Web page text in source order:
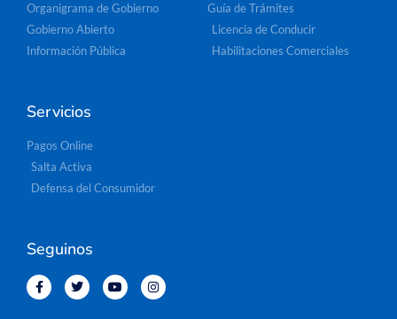
Organigrama de Gobierno
Gobierno Abierto
Información Pública
Guía de Trámites
Licencia de Conducir
Habilitaciones Comerciales
Servicios
Pagos Online
Salta Activa
Defensa del Consumidor
Seguinos